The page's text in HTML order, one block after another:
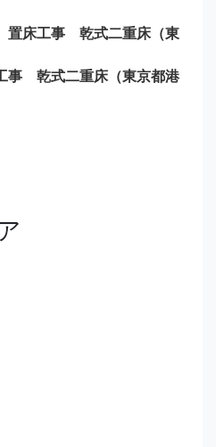
置床工事 乾式二重床（東
事 乾式二重床（東京都港